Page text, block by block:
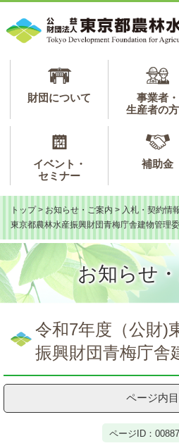
ジ
ュ
財団について
事業者・
生産者の
イベント・
セミナー
補助金
トップ > お知らせ・ご案内 > 入札・契約情
東京都農林水産振興財団青梅庁舎建物管理
お知らせ
令和7年度（公財)
振興財団青梅庁舎
ページ内
ページID：